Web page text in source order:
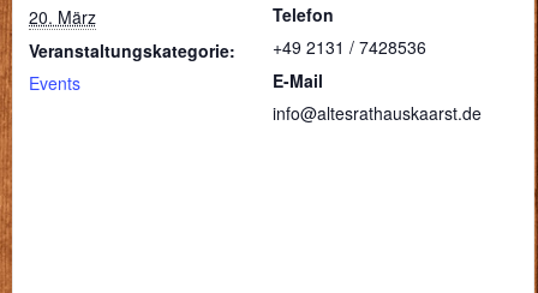
20. März
Veranstaltungskategorie:
Events
Telefon
+49 2131 / 7428536
E-Mail
info@altesrathauskaarst.de